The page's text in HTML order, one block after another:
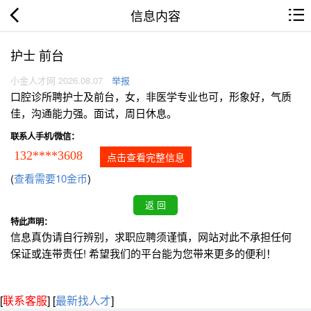
信息内容
护士 前台
小金人才网 2026.08.07 举报
口腔诊所聘护士及前台，女，非医学专业也可，形象好，气质
佳，沟通能力强。面试，周日休息。
联系人手机/微信：
132****3608 点击查看完整信息
(查看需要10金币)
特此声明：
信息真伪请自行辨别，求职应聘须谨慎，网站对此不承担任何
保证或连带责任! 希望我们的平台能为您带来更多的便利！
[联系客服] [最新找人才]